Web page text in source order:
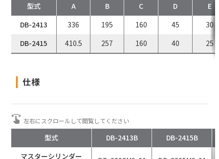
水門・ゲート用ブレーキ
型式 A B C D
E
DB-2413
336 195 160 45
30
DB-2415
410.5 257 160 40 25
仕様
型式 DB-2413B
DB-2415B
マスターシリンダー